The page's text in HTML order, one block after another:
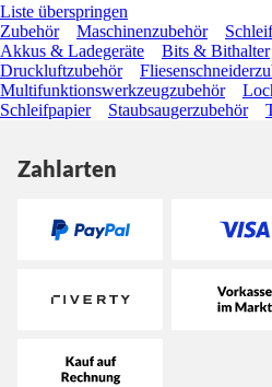
Liste überspringen
Zubehör
Maschinenzubehör
Akkus & Ladegeräte
Bits & Bithalter
Druckluftzubehör
Multifunktionswerkzeugzubehör
Schleifpapier
Staubsaugerzubehör
Zahlarten